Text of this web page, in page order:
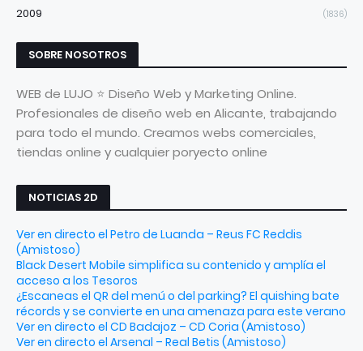
2009 (1836)
SOBRE NOSOTROS
WEB de LUJO ⭐ Diseño Web y Marketing Online.
Profesionales de diseño web en Alicante, trabajando
para todo el mundo. Creamos webs comerciales,
tiendas online y cualquier poryecto online
NOTICIAS 2D
Ver en directo el Petro de Luanda – Reus FC Reddis
(Amistoso)
Black Desert Mobile simplifica su contenido y amplía el
acceso a los Tesoros
¿Escaneas el QR del menú o del parking? El quishing bate
récords y se convierte en una amenaza para este verano
Ver en directo el CD Badajoz – CD Coria (Amistoso)
Ver en directo el Arsenal – Real Betis (Amistoso)